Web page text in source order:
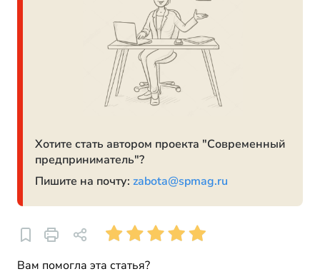
Хотите стать автором проекта "Современный
предприниматель"?
Пишите на почту: zabota@spmag.ru
Вам помогла эта статья?